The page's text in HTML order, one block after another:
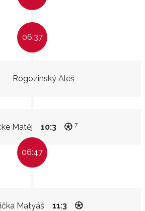
06:37
Rogozinský Aleš
Matěj 10:3 7
06:47
Matyáš 11:3